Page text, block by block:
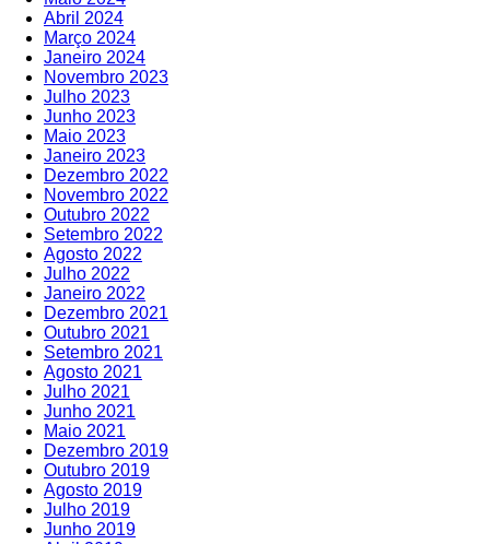
Abril 2024
Março 2024
Janeiro 2024
Novembro 2023
Julho 2023
Junho 2023
Maio 2023
Janeiro 2023
Dezembro 2022
Novembro 2022
Outubro 2022
Setembro 2022
Agosto 2022
Julho 2022
Janeiro 2022
Dezembro 2021
Outubro 2021
Setembro 2021
Agosto 2021
Julho 2021
Junho 2021
Maio 2021
Dezembro 2019
Outubro 2019
Agosto 2019
Julho 2019
Junho 2019